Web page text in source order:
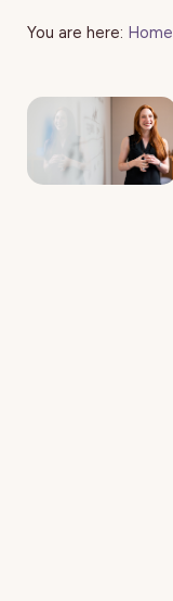
You are here: Home